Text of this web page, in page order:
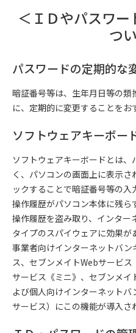
＜ＩＤやパスワ
つ
パスワードの定期的な
暗証番号等は、生年月日等の類
に、定期的に変更することをお
ソフトウェアキーボー
ソフトウェアキーボードとは
く、パソコンの画面上に表示
ックすることで暗証番号等の
操作履歴がパソコン本体に残ら
操作履歴を盗み取り、インター
タイプのスパイウェアに効果
事業者向けインターネットバ
ス、セブンメイトWebサービ
サービス《ミニ》、セブンメ
よび個人向けインターネット
サービス）にこの機能が導入さ